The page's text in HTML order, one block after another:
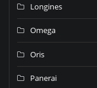
Longines
Omega
Oris
Panerai